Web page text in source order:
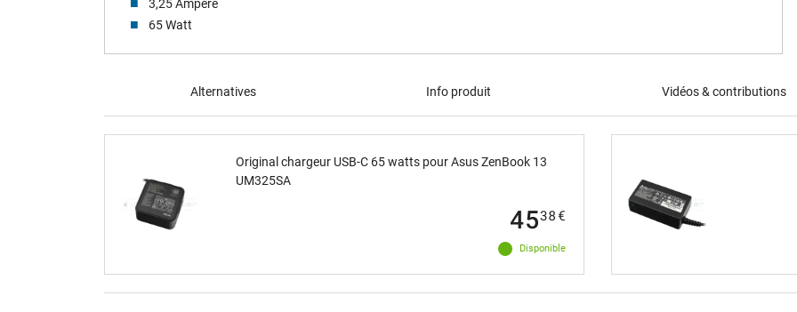
3,25 Ampere
65 Watt
Alternatives Info produit Vidéos & contributions
Original chargeur USB-C 65 watts pour Asus ZenBook 13
UM325SA
Disponible
4538 €